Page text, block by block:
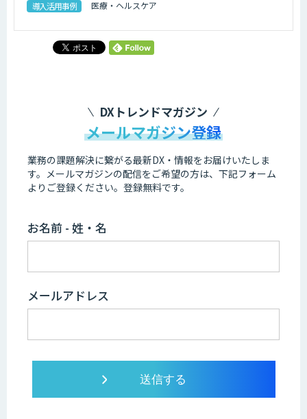
導入活用事例 医療・ヘルスケア
DXトレンドマガジン
メールマガジン登録
業務の課題解決に繋がる最新DX・情報をお届けいたしま
す。 メールマガジンの配信をご希望の方は、下記フォーム
よりご登録ください。登録無料です。
お名前 - 姓・名
メールアドレス